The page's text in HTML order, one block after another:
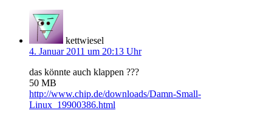
kettwiesel
4. Januar 2011 um 20:13 Uhr
das könnte auch klappen ???
50 MB
http://www.chip.de/downloads/Damn-Small-
Linux_19900386.html